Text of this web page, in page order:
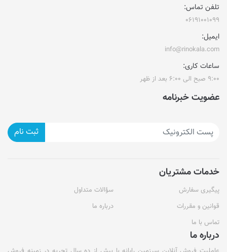
تلفن تماس:
۰۶۱۹۱۰۰۱۰۹۹
ایمیل:
info@rinokala.com
ساعات کاری:
۹:۰۰ صبح الی ۶:۰۰ بعد از ظهر
عضویت خبرنامه
ثبت نام
خدمات مشتریان
پیگیری سفارش
سؤالات متداول
قوانین و مقررات
درباره ما
تماس با ما
درباره ما